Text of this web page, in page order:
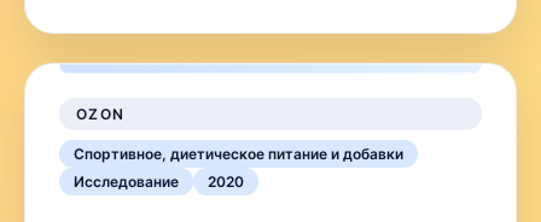
OZON
Спортивное, диетическое питание и добавки
Исследование
2020